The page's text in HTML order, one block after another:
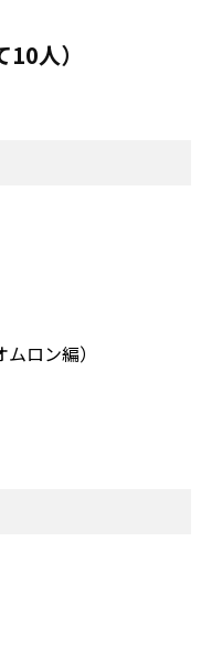
人）
ロン編）